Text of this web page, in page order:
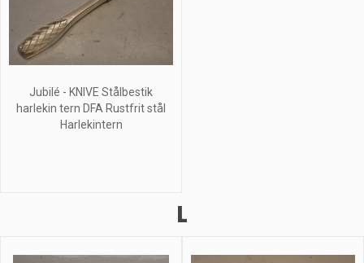
Jubilé - KNIVE Stålbestik
harlekin tern DFA Rustfrit stål
Harlekintern
L